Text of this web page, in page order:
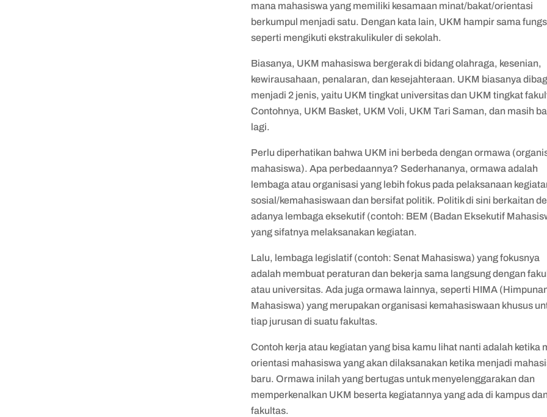
mana mahasiswa yang memiliki kesamaan minat/bakat/orientasi
berkumpul menjadi satu. Dengan kata lain, UKM hampir sama
seperti mengikuti ekstrakulikuler di sekolah.
Biasanya, UKM mahasiswa bergerak di bidang olahraga, kesenian,
kewirausahaan, penalaran, dan kesejahteraan. UKM biasanya
menjadi 2 jenis, yaitu UKM tingkat universitas dan UKM tingkat
Contohnya, UKM Basket, UKM Voli, UKM Tari Saman, dan masih
lagi.
Perlu diperhatikan bahwa UKM ini berbeda dengan ormawa
mahasiswa). Apa perbedaannya? Sederhananya, ormawa adalah
lembaga atau organisasi yang lebih fokus pada pelaksanaan
sosial/kemahasiswaan dan bersifat politik. Politik di sini berkaitan
adanya lembaga eksekutif (contoh: BEM (Badan Eksekutif
yang sifatnya melaksanakan kegiatan.
Lalu, lembaga legislatif (contoh: Senat Mahasiswa) yang fokusnya
adalah membuat peraturan dan bekerja sama langsung dengan
atau universitas. Ada juga ormawa lainnya, seperti HIMA
Mahasiswa) yang merupakan organisasi kemahasiswaan khusus
tiap jurusan di suatu fakultas.
Contoh kerja atau kegiatan yang bisa kamu lihat nanti adalah ketika
orientasi mahasiswa yang akan dilaksanakan ketika menjadi
baru. Ormawa inilah yang bertugas untuk menyelenggarakan dan
memperkenalkan UKM beserta kegiatannya yang ada di kampus
fakultas.